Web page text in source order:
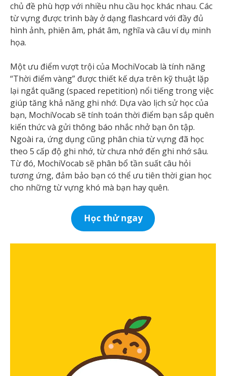
chủ đề phù hợp với nhiều nhu cầu học khác nhau. Các
từ vựng được trình bày ở dạng flashcard với đầy đủ
hình ảnh, phiên âm, phát âm, nghĩa và câu ví dụ minh
họa.
Một ưu điểm vượt trội của MochiVocab là tính năng
“Thời điểm vàng” được thiết kế dựa trên kỹ thuật lặp
lại ngắt quãng (spaced repetition) nổi tiếng trong việc
giúp tăng khả năng ghi nhớ. Dựa vào lịch sử học của
bạn, MochiVocab sẽ tính toán thời điểm bạn sắp quên
kiến thức và gửi thông báo nhắc nhở bạn ôn tập.
Ngoài ra, ứng dụng cũng phân chia từ vựng đã học
theo 5 cấp độ ghi nhớ, từ chưa nhớ đến ghi nhớ sâu.
Từ đó, MochiVocab sẽ phân bổ tần suất câu hỏi
tương ứng, đảm bảo bạn có thể ưu tiên thời gian học
cho những từ vựng khó mà bạn hay quên.
Học thử ngay